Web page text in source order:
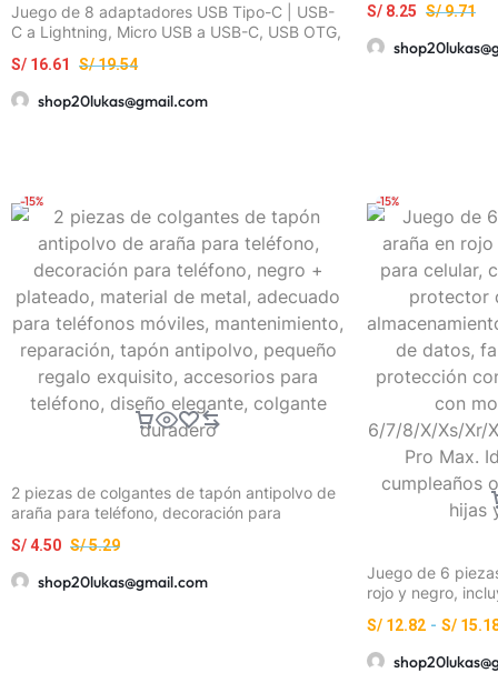
Juego de 8 adaptadores USB Tipo-C | USB-
C a Lightning, Micro USB a USB-C, USB OTG,
hembra para carga rápida y transferencia de
datos en laptops y teléfonos
S/19.54
S/ 16.61
shop20lukas@gmail.com
HUAWEI S/9.71
S/ 8.25
-15%
2 piezas de colgantes de tapón antipolvo de
araña para teléfono, decoración para
adecuado para teléfonos móviles,
mantenimiento, reparación, tapón antipolvo,
pequeño regalo exquisito, accesorios para
S/5.29
S/4.50
shop20lukas@gmail.com
-15%
Juego de 6
rojo y negro,
correa de
cable de datos,
protección
S/ 12.82 - S/